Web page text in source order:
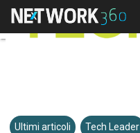
Ultimi articoli Tech Leader